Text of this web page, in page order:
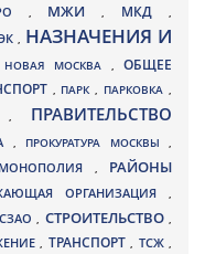
, МЖИ, МКД ,
, НАЗНАЧЕНИЯ И
НОВАЯ МОСКВА ,ОБЩЕЕ
, ПАРК, ПАРКОВКА ,
, ПРАВИТЕЛЬСТВО
, ПРОКУРАТУРА МОСКВЫ ,
, РАЙОНЫ
ОРГАНИЗАЦИЯ ,
СЗАО, СТРОИТЕЛЬСТВО,
, ТРАНСПОРТ , ТСЖ ,